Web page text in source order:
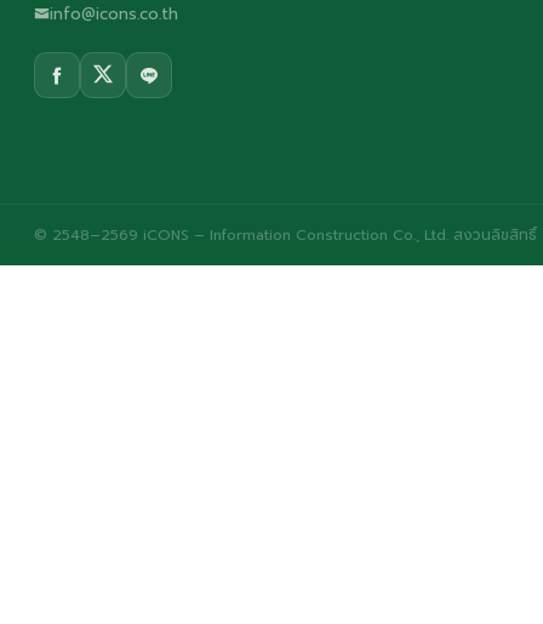
info@icons.co.th
© 2548–2569 iCONS – Information Construction Co., Ltd. สงวนลิขสิทธิ์